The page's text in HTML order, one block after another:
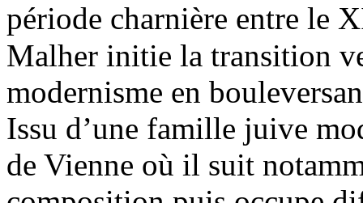
période charnière entre le
Malher initie la transition
modernisme en
Issu d’une famille juive
de Vienne où il suit